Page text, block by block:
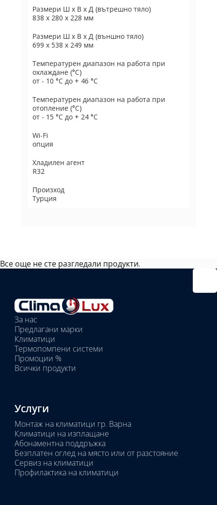
Размери Ш х В х Д (вътрешно тяло)
838 x 280 x 228 мм
Размери Ш х В х Д (външно тяло)
699 х 538 х 249 мм
Температурен диапазон на работа при
охлаждане (°C)
от - 10 °C до + 46 °C
Температурен диапазон на работа при
отопление (°C)
от - 15 °C до + 24 °C
Wi-Fi
опция
Хладилен агент
R32
Произход
Турция
Все още не сте разгледали продукти.
Избрани
вътрешни
тела:
Избрано
тяло:
За нас
Предлагани марки
Климатици
Термопомпени системи
Промоции %
Всички продукти
Услуги
Монтаж на климатици гр. Варна
Климатици на изплащане
Абонаментна поддръжка
Безплатен оглед на място или от разстояние
Сервиз на климатици
Профилактика на климатици